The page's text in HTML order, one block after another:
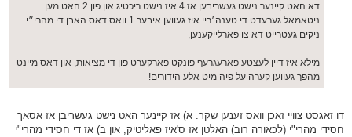
דא האט קיינער נישט געשריבען אז 4 איז נישט ריכטיג און פון 2 האט מען
ניטאמאל גערעדט די טענה׳ריי איז געווען איבער 1 וואס דאס האבן די מהרי״י
ניקים געטרייט דא צו פארלייקענען,
מילא איז דיין לעצטע פארעגרעף פונקט פארקערט פון די מציאות, און דאס מיינט
מהפך געווען קערה על פיה מיט אלע הידורים!
דו זאגסט צוויי זאכן וואס זענען שקר: א) אז קיינער האט נישט געשריבן אז אסאך
חסידי מהרי"י (לכאורה רוב) האלטן אז ס'איז פאליטיק, און ב) אז די חסידי מהרי"י